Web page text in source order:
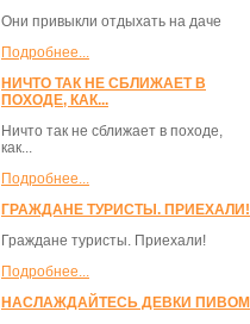
Они привыкли отдыхать на даче
Подробнее...
НИЧТО ТАК НЕ СБЛИЖАЕТ В
ПОХОДЕ, КАК...
Ничто так не сближает в походе,
как...
Подробнее...
ГРАЖДАНЕ ТУРИСТЫ. ПРИЕХАЛИ!
Граждане туристы. Приехали!
Подробнее...
НАСЛАЖДАЙТЕСЬ ДЕВКИ ПИВОМ